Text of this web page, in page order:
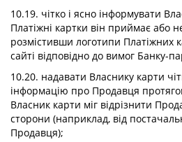
10.19. чітко і ясно інформувати
Платіжні картки він приймає або
розмістивши логотипи Платіжних
сайті відповідно до вимог Банку-
10.20. надавати Власнику карти
інформацію про Продавця
Власник карти міг відрізнити
сторони (наприклад, від
Продавця);